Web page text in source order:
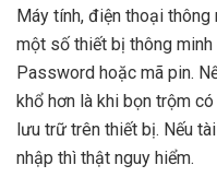
Máy tính, điện thoại thông
một số thiết bị thông
Password hoặc mã pin.
khổ hơn là khi bọn trộm
lưu trữ trên thiết bị. Nếu
nhập thì thật nguy hiểm.